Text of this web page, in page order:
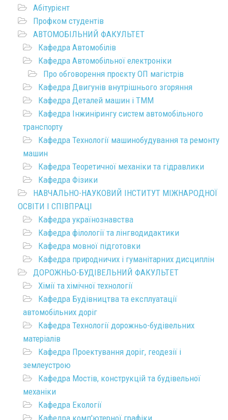
Абітурієнт
Профком студентів
АВТОМОБІЛЬНИЙ ФАКУЛЬТЕТ
Кафедра Автомобілів
Кафедра Автомобільної електроніки
Про обговорення проєкту ОП магістрів
Кафедра Двигунів внутрішнього згоряння
Кафедра Деталей машин і ТММ
Кафедра Інжинірингу систем автомобільного
транспорту
Кафедра Технології машинобудування та ремонту
машин
Кафедра Теоретичної механіки та гідравлики
Кафедра Фізики
НАВЧАЛЬНО-НАУКОВИЙ ІНСТИТУТ МІЖНАРОДНОЇ
ОСВІТИ І СПІВПРАЦІ
Кафедра українознавства
Кафедра філології та лінгводидактики
Кафедра мовної підготовки
Кафедра природничих і гуманітарних дисциплін
ДОРОЖНЬО-БУДІВЕЛЬНИЙ ФАКУЛЬТЕТ
Хімії та хімічної технології
Кафедра Будівництва та експлуатації
автомобільних доріг
Кафедра Технології дорожньо-будівельних
матеріалів
Кафедра Проектування доріг, геодезії і
землеустрою
Кафедра Мостів, конструкцій та будівельної
механіки
Кафедра Екології
Кафедра комп'ютерної графіки